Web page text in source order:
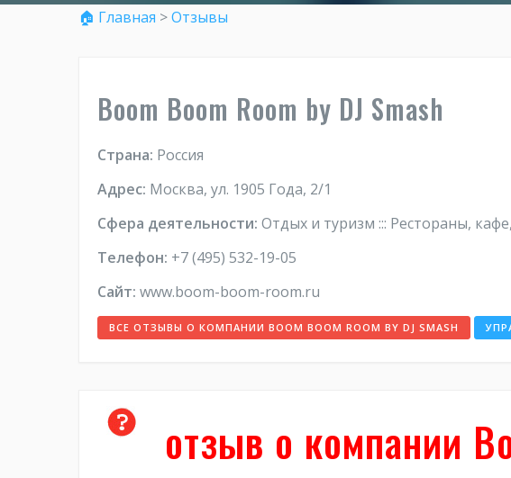
🏠 Главная >Отзывы
Boom Boom Room by DJ Smash
Страна: Россия
Адрес: Москва, ул. 1905 Года, 2/1
Сфера деятельности: Отдых и туризм ::: Рестораны,
Телефон: +7 (495) 532-19-05
Сайт: www.boom-boom-room.ru
ВСЕ ОТЗЫВЫ О КОМПАНИИ BOOM BOOM ROOM BY DJ SMASH
отзыв о компании